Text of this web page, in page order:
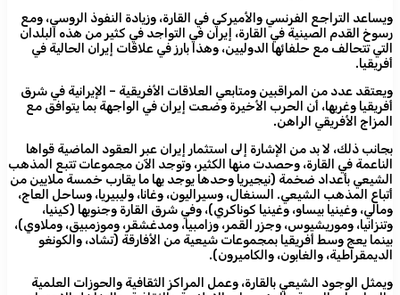
ويساعد التراجع الفرنسي والأميركي في القارة، وزيادة النفوذ الروسي، ومع
رسوخ القدم الصينية في القارة، إيران في التواجد في كثير من هذه البلدان
التي تتحالف مع حلفائها الدوليين، وهذا بارز في علاقات إيران الحالية في
أفريقيا.
ويعتقد عدد من المراقبين ومتابعي العلاقات الأفريقية – الإيرانية في شرق
أفريقيا وغربها، أن الحرب الأخيرة وضعت إيران في الواجهة بما يتوافق مع
المزاج الأفريقي الراهن.
بجانب ذلك، لا بد من الإشارة إلى استثمار إيران عبر العقود الماضية قواها
الناعمة في القارة، وحصدت منها الكثير، وتوجد الآن مجموعات تتبع المذهب
الشيعي بأعداد ضخمة (نيجيريا وحدها يوجد بها ما يقارب خمسة ملايين من
أتباع المذهب الشيعي. السنغال، وسيراليون، وغانا، وليبيريا، وساحل العاج،
ومالي، وغينيا بيساو، وغينيا كوناكري)، وفي شرق القارة وجنوبها (كينيا،
وتنزانيا، وموريشيوس، وجزر القمر، وزامبيا، ومدغشقر، وموزمبيق، وملاوي)،
بينما يعج وسط أفريقيا بمجموعات شيعية من الأفارقة (تشاد، والكونغو
الديمقراطية، والغابون، والكاميرون).
ويمثل الوجود الشيعي بالقارة، وعمل المراكز الثقافية والحوزات العلمية